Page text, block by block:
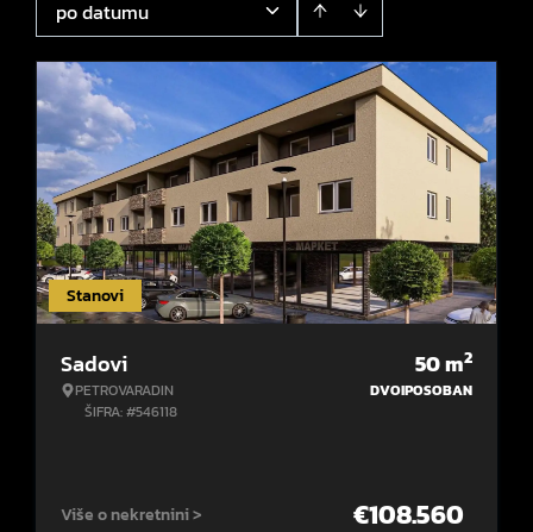
po datumu
Stanovi
Sadovi
PETROVARADIN
ŠIFRA: #546118
50m2
DVOIPOSOBAN
Više o nekretnini > €108.560